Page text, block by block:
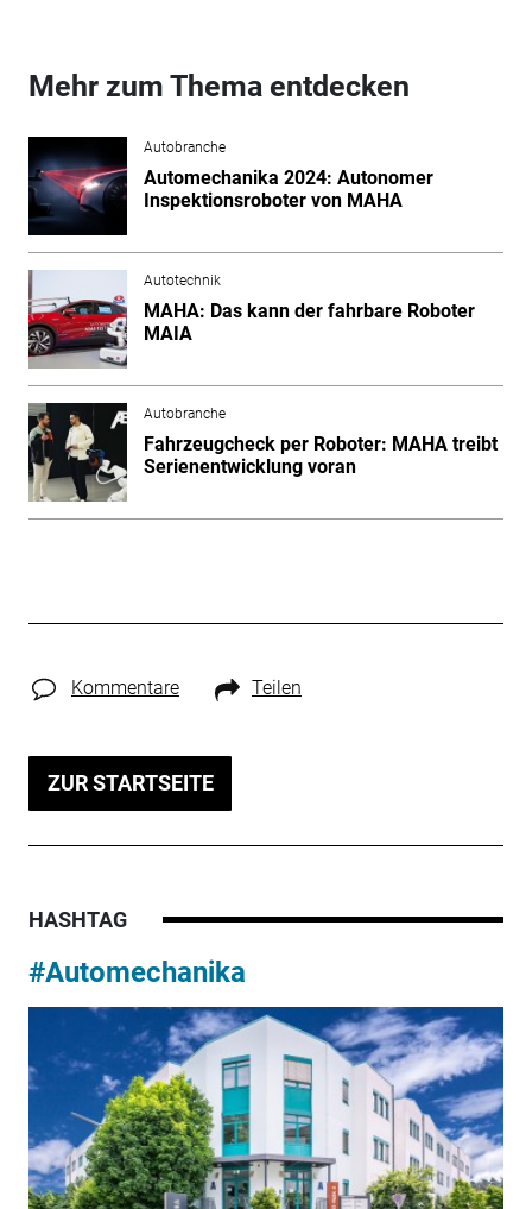
Mehr zum Thema entdecken
Autobranche
Automechanika 2024: Autonomer
Inspektionsroboter von MAHA
Autotechnik
MAHA: Das kann der fahrbare Roboter
MAIA
Autobranche
Fahrzeugcheck per Roboter: MAHA treibt
Serienentwicklung voran
Kommentare Teilen
ZUR STARTSEITE
HASHTAG
#Automechanika